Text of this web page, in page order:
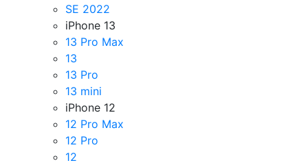
SE 2022
iPhone 13
13 Pro Max
13
13 Pro
13 mini
iPhone 12
12 Pro Max
12 Pro
12